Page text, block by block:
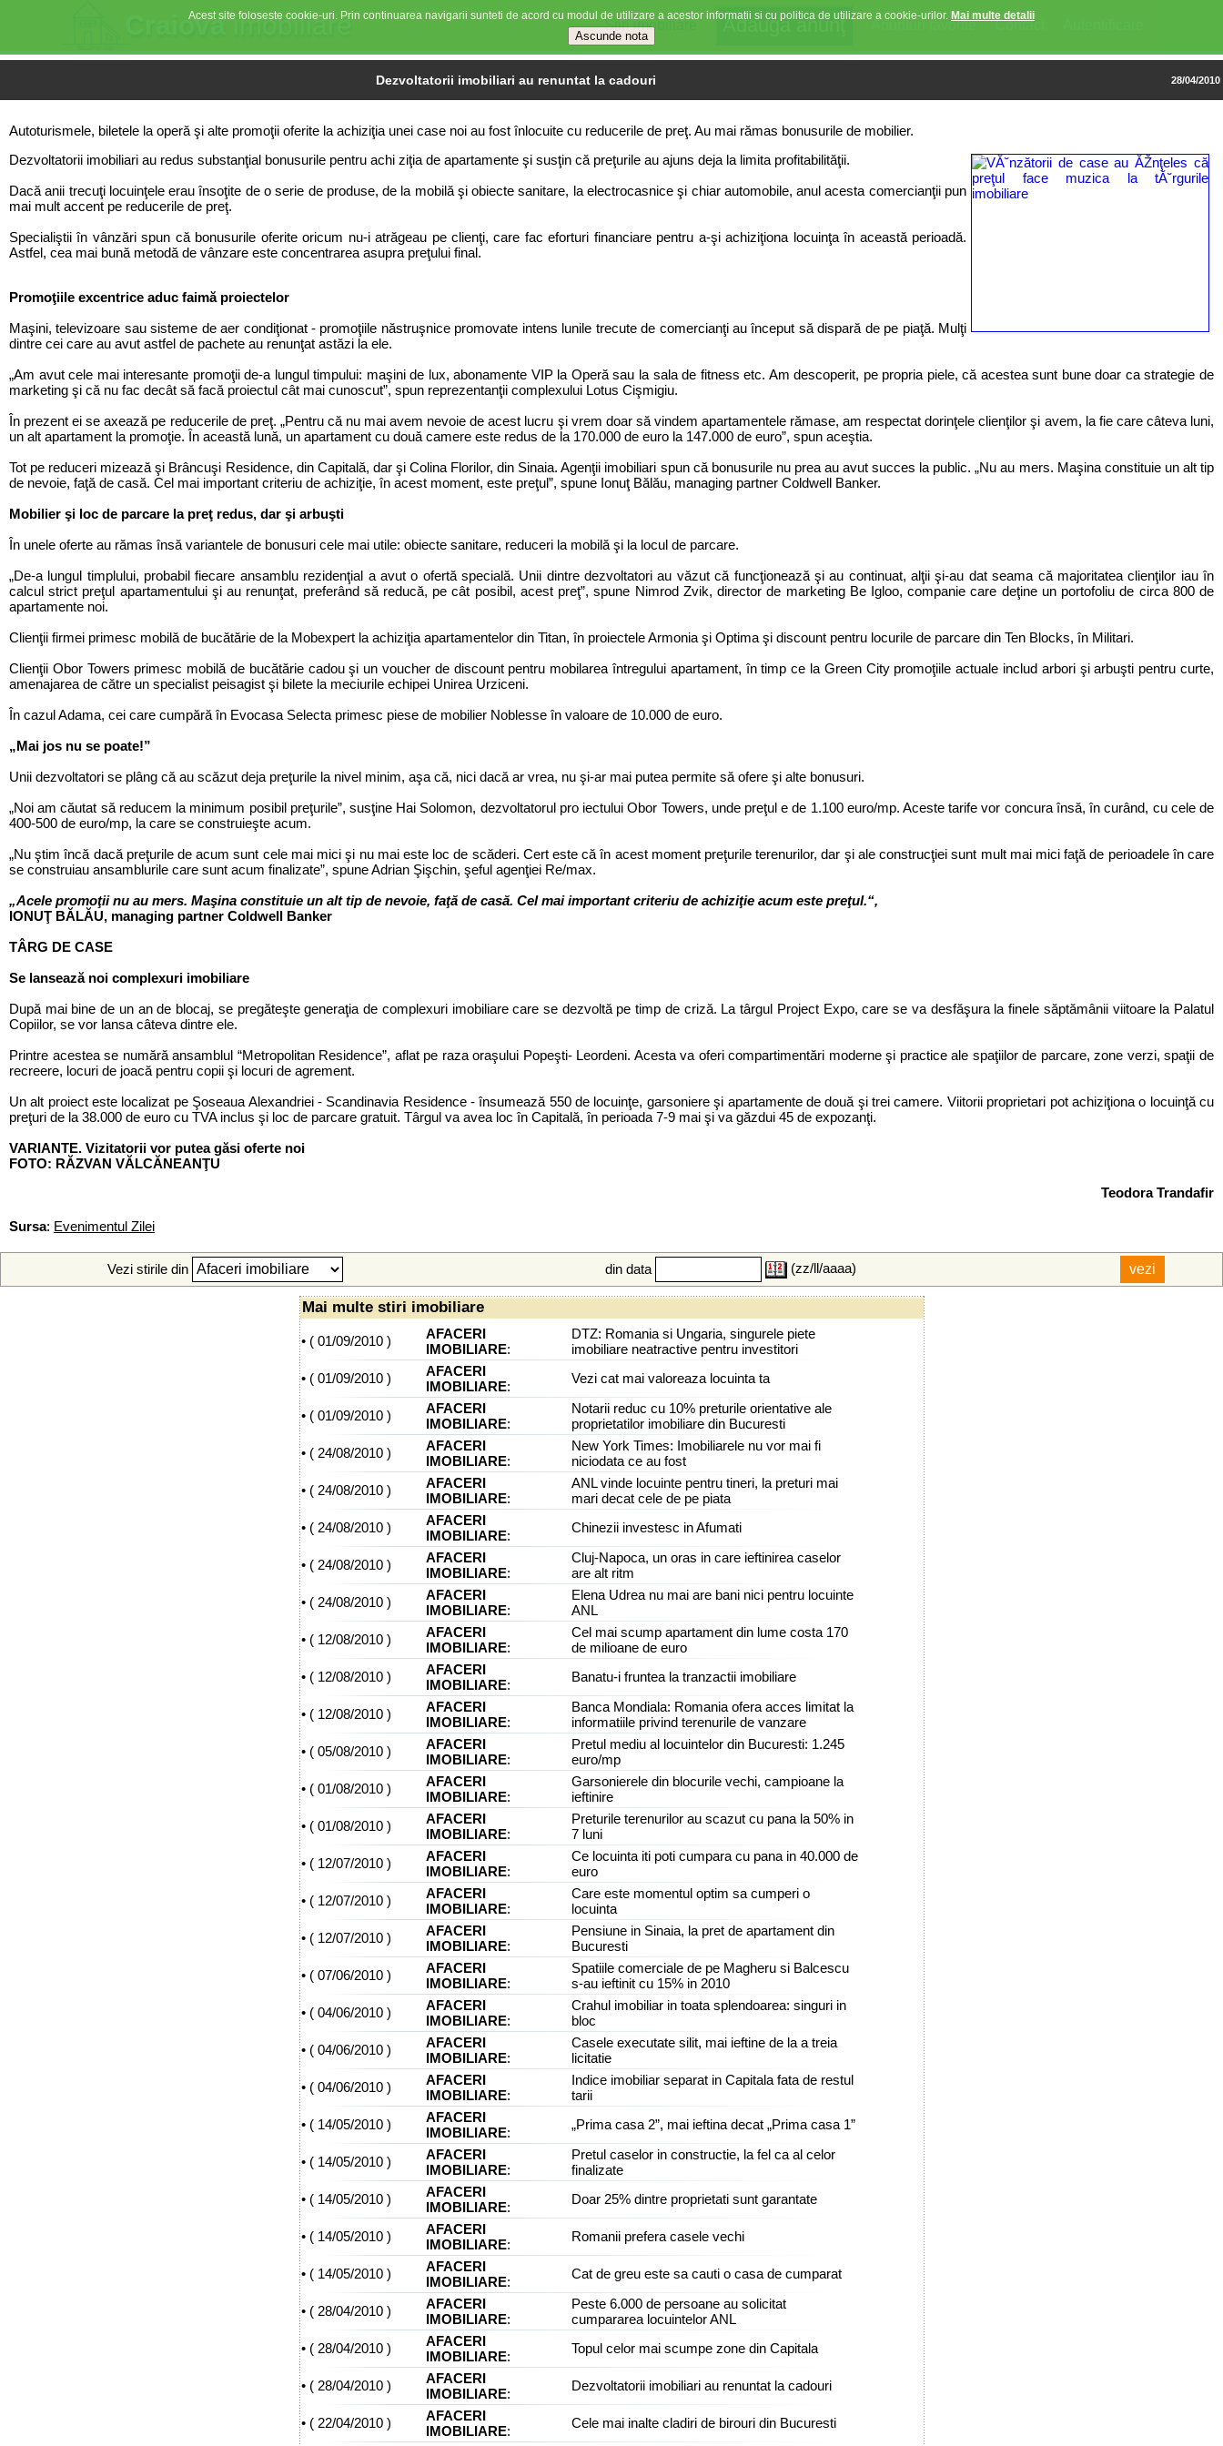
Craiovaimobiliare Contact
Anunturi favorite
Stiri imobiliare
Dezvoltatorii imobiliari au renuntat la cadouri 28/04/2010
Autoturismele, biletele la operă şi alte promoţii oferite la achiziţia unei case noi au fost înlocuite cu reducerile de preţ. Au mai rămas bonusurile de mobilier.
Dezvoltatorii imobiliari au redus substanţial bonusurile pentru achi ziţia de apartamente şi susţin că preţurile au ajuns deja la limita profitabilităţii.
Dacă anii trecuţi locuinţele erau însoţite de o serie de produse, de la mobilă şi obiecte sanitare, la electrocasnice şi chiar automobile, anul acesta comercianţii pun
mai mult accent pe reducerile de preţ.
Specialiştii în vânzări spun că bonusurile oferite oricum nu-i atrăgeau pe clienţi, care fac eforturi financiare pentru a-şi achiziţiona locuinţa în această perioadă.
Astfel, cea mai bună metodă de vânzare este concentrarea asupra preţului final.
Promoţiile excentrice aduc faimă proiectelor
Maşini, televizoare sau sisteme de aer condiţionat - promoţiile năstruşnice promovate intens lunile trecute de comercianţi au început să dispară de pe piaţă. Mulţi
dintre cei care au avut astfel de pachete au renunţat astăzi la ele.
„Am avut cele mai interesante promoţii de-a lungul timpului: maşini de lux, abonamente VIP la Operă sau la sala de fitness etc. Am descoperit, pe propria piele, că acestea sunt bune doar ca strategie de
marketing şi că nu fac decât să facă proiectul cât mai cunoscut”, spun reprezentanţii complexului Lotus Cişmigiu.
În prezent ei se axează pe reducerile de preţ. „Pentru că nu mai avem nevoie de acest lucru şi vrem doar să vindem apartamentele rămase, am respectat dorinţele clienţilor şi avem, la fie care câteva luni,
un alt apartament la promoţie. În această lună, un apartament cu două camere este redus de la 170.000 de euro la 147.000 de euro”, spun aceştia.
Tot pe reduceri mizează şi Brâncuşi Residence, din Capitală, dar şi Colina Florilor, din Sinaia. Agenţii imobiliari spun că bonusurile nu prea au avut succes la public. „Nu au mers. Maşina constituie un alt tip
de nevoie, faţă de casă. Cel mai important criteriu de achiziţie, în acest moment, este preţul”, spune Ionuţ Bălău, managing partner Coldwell Banker.
Mobilier şi loc de parcare la preţ redus, dar şi arbuşti
În unele oferte au rămas însă variantele de bonusuri cele mai utile: obiecte sanitare, reduceri la mobilă şi la locul de parcare.
„De-a lungul timplului, probabil fiecare ansamblu rezidenţial a avut o ofertă specială. Unii dintre dezvoltatori au văzut că funcţionează şi au continuat, alţii şi-au dat seama că majoritatea clienţilor iau în
calcul strict preţul apartamentului şi au renunţat, preferând să reducă, pe cât posibil, acest preţ”, spune Nimrod Zvik, director de marketing Be Igloo, companie care deţine un portofoliu de circa 800 de
apartamente noi.
Clienţii firmei primesc mobilă de bucătărie de la Mobexpert la achiziţia apartamentelor din Titan, în proiectele Armonia şi Optima şi discount pentru locurile de parcare din Ten Blocks, în Militari.
Clienţii Obor Towers primesc mobilă de bucătărie cadou şi un voucher de discount pentru mobilarea întregului apartament, în timp ce la Green City promoţiile actuale includ arbori şi arbuşti pentru curte,
amenajarea de către un specialist peisagist şi bilete la meciurile echipei Unirea Urziceni.
În cazul Adama, cei care cumpără în Evocasa Selecta primesc piese de mobilier Noblesse în valoare de 10.000 de euro.
„Mai jos nu se poate!”
Unii dezvoltatori se plâng că au scăzut deja preţurile la nivel minim, aşa că, nici dacă ar vrea, nu şi-ar mai putea permite să ofere şi alte bonusuri.
„Noi am căutat să reducem la minimum posibil preţurile”, susţine Hai Solomon, dezvoltatorul pro iectului Obor Towers, unde preţul e de 1.100 euro/mp. Aceste tarife vor concura însă, în curând, cu cele de
400-500 de euro/mp, la care se construieşte acum.
„Nu ştim încă dacă preţurile de acum sunt cele mai mici şi nu mai este loc de scăderi. Cert este că în acest moment preţurile terenurilor, dar şi ale construcţiei sunt mult mai mici faţă de perioadele în care
se construiau ansamblurile care sunt acum finalizate”, spune Adrian Şişchin, şeful agenţiei Re/max.
„Acele promoţii nu au mers. Maşina constituie un alt tip de nevoie, faţă de casă. Cel mai important criteriu de achiziţie acum este preţul.“,
IONUŢ BĂLĂU, managing partner Coldwell Banker
TÂRG DE CASE
Se lansează noi complexuri imobiliare
După mai bine de un an de blocaj, se pregăteşte generaţia de complexuri imobiliare care se dezvoltă pe timp de criză. La târgul Project Expo, care se va desfăşura la finele săptămânii viitoare la Palatul
Copiilor, se vor lansa câteva dintre ele.
Printre acestea se numără ansamblul “Metropolitan Residence”, aflat pe raza oraşului Popeşti- Leordeni. Acesta va oferi compartimentări moderne şi practice ale spaţiilor de parcare, zone verzi, spaţii de
recreere, locuri de joacă pentru copii şi locuri de agrement.
Un alt proiect este localizat pe Şoseaua Alexandriei - Scandinavia Residence - însumează 550 de locuinţe, garsoniere şi apartamente de două şi trei camere. Viitorii proprietari pot achiziţiona o locuinţă cu
preţuri de la 38.000 de euro cu TVA inclus şi loc de parcare gratuit. Târgul va avea loc în Capitală, în perioada 7-9 mai şi va găzdui 45 de expozanţi.
VARIANTE. Vizitatorii vor putea găsi oferte noi
FOTO: RĂZVAN VĂLCĂNEANŢU
Teodora Trandafir
Sursa: Evenimentul Zilei
Vezi stirile din din data (zz/ll/aaaa)
Mai multe stiri imobiliare
• ( 01/09/2010)
AFACERI
IMOBILIARE:
DTZ: Romania si Ungaria, singurele piete
imobiliare neatractive pentru investitori
• ( 01/09/2010)
AFACERI
IMOBILIARE:
Vezi cat mai valoreaza locuinta ta
• ( 01/09/2010)
AFACERI
IMOBILIARE:
Notarii reduc cu 10% preturile orientative ale
proprietatilor imobiliare din Bucuresti
• ( 24/08/2010)
AFACERI
IMOBILIARE:
New York Times: Imobiliarele nu vor mai fi
niciodata ce au fost
• ( 24/08/2010)
AFACERI
IMOBILIARE:
ANL vinde locuinte pentru tineri, la preturi mai
mari decat cele de pe piata
• ( 24/08/2010)
AFACERI
IMOBILIARE:
Chinezii investesc in Afumati
• ( 24/08/2010)
AFACERI
IMOBILIARE:
Cluj-Napoca, un oras in care ieftinirea caselor
are alt ritm
• ( 24/08/2010)
AFACERI
IMOBILIARE:
Elena Udrea nu mai are bani nici pentru locuinte
ANL
• ( 12/08/2010)
AFACERI
IMOBILIARE:
Cel mai scump apartament din lume costa 170
de milioane de euro
• ( 12/08/2010)
AFACERI
IMOBILIARE:
Banatu-i fruntea la tranzactii imobiliare
• ( 12/08/2010)
AFACERI
IMOBILIARE:
Banca Mondiala: Romania ofera acces limitat la
informatiile privind terenurile de vanzare
• ( 05/08/2010)
AFACERI
IMOBILIARE:
Pretul mediu al locuintelor din Bucuresti: 1.245
euro/mp
• ( 01/08/2010)
AFACERI
IMOBILIARE:
Garsonierele din blocurile vechi, campioane la
ieftinire
• ( 01/08/2010)
AFACERI
IMOBILIARE:
Preturile terenurilor au scazut cu pana la 50% in
7 luni
• ( 12/07/2010)
AFACERI
IMOBILIARE:
Ce locuinta iti poti cumpara cu pana in 40.000 de
euro
• ( 12/07/2010)
AFACERI
IMOBILIARE:
Care este momentul optim sa cumperi o
locuinta
• ( 12/07/2010)
AFACERI
IMOBILIARE:
Pensiune in Sinaia, la pret de apartament din
Bucuresti
• ( 07/06/2010)
AFACERI
IMOBILIARE:
Spatiile comerciale de pe Magheru si Balcescu
s-au ieftinit cu 15% in 2010
• ( 04/06/2010)
AFACERI
IMOBILIARE:
Crahul imobiliar in toata splendoarea: singuri in
bloc
• ( 04/06/2010)
AFACERI
IMOBILIARE:
Casele executate silit, mai ieftine de la a treia
licitatie
• ( 04/06/2010)
AFACERI
IMOBILIARE:
Indice imobiliar separat in Capitala fata de restul
tarii
• ( 14/05/2010)
AFACERI
IMOBILIARE:
„Prima casa 2”, mai ieftina decat „Prima casa 1”
• ( 14/05/2010)
AFACERI
IMOBILIARE:
Pretul caselor in constructie, la fel ca al celor
finalizate
• ( 14/05/2010)
AFACERI
IMOBILIARE:
Doar 25% dintre proprietati sunt garantate
• ( 14/05/2010)
AFACERI
IMOBILIARE:
Romanii prefera casele vechi
• ( 14/05/2010)
AFACERI
IMOBILIARE:
Cat de greu este sa cauti o casa de cumparat
• ( 28/04/2010)
AFACERI
IMOBILIARE:
Peste 6.000 de persoane au solicitat
cumpararea locuintelor ANL
• ( 28/04/2010)
AFACERI
IMOBILIARE:
Topul celor mai scumpe zone din Capitala
• ( 28/04/2010)
AFACERI
IMOBILIARE:
Dezvoltatorii imobiliari au renuntat la cadouri
• ( 22/04/2010)
AFACERI
IMOBILIARE:
Cele mai inalte cladiri de birouri din Bucuresti
Acest site foloseste cookie-uri. Prin continuarea navigarii sunteti de acord cu modul de utilizare a acestor informatii si cu politica de utilizare a cookie-urilor. Mai multe detalii